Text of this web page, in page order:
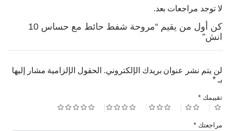
لا توجد مراجعات بعد.
كن أول من يقيم “مروحة شفط حائط مع حساس 10
انش”
لن يتم نشر عنوان بريدك الإلكتروني. الحقول الإلزامية مشار إليها
بـ *
تقييمك *
مراجعتك *